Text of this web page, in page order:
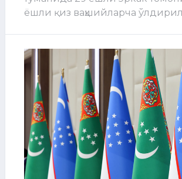
ёшли қиз ваҳшийларча